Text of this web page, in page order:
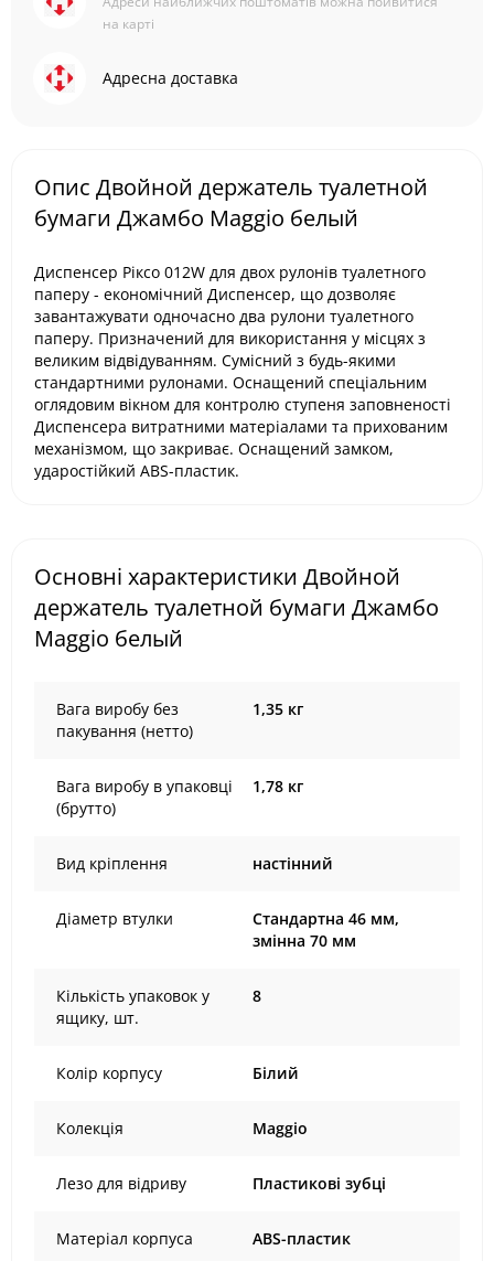
на карті
Адресна доставка
Опис Двойной держатель туалетной
бумаги Джамбо Maggio белый
Диспенсер Ріксо 012W для двох рулонів туалетного
паперу - економічний Диспенсер, що дозволяє
завантажувати одночасно два рулони туалетного
паперу. Призначений для використання у місцях з
великим відвідуванням. Сумісний з будь-якими
стандартними рулонами. Оснащений спеціальним
оглядовим вікном для контролю ступеня заповненості
Диспенсера витратними матеріалами та прихованим
механізмом, що закриває. Оснащений замком,
ударостійкий ABS-пластик.
Основні характеристики Двойной
держатель туалетной бумаги Джамбо
Maggio белый
Вага виробу без
пакування (нетто)
1,35 кг
Вага виробу в упаковці
(брутто)
1,78 кг
Вид кріплення настінний
Діаметр втулки
Стандартна 46 мм,
змінна 70 мм
Кількість упаковок у
ящику, шт.
8
Колір корпусу Білий
Колекція Maggio
Лезо для відриву Пластикові зубці
Матеріал корпуса ABS-пластик